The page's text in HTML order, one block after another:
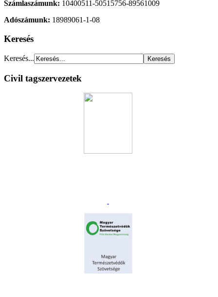
Számlaszámunk: 10400511-50515756-89561009
Adószámunk: 18989061-1-08
Keresés
Keresés...
Civil tagszervezetek